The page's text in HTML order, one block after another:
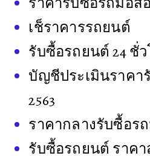
เช็ราคารรถยนต์
รับซื้อรถยนต์ 24 ชั่ว
บัญชีประเมินราคา
2563
ราคากลางรับซื้อร
รับซื้อรถยนต์ ราคา